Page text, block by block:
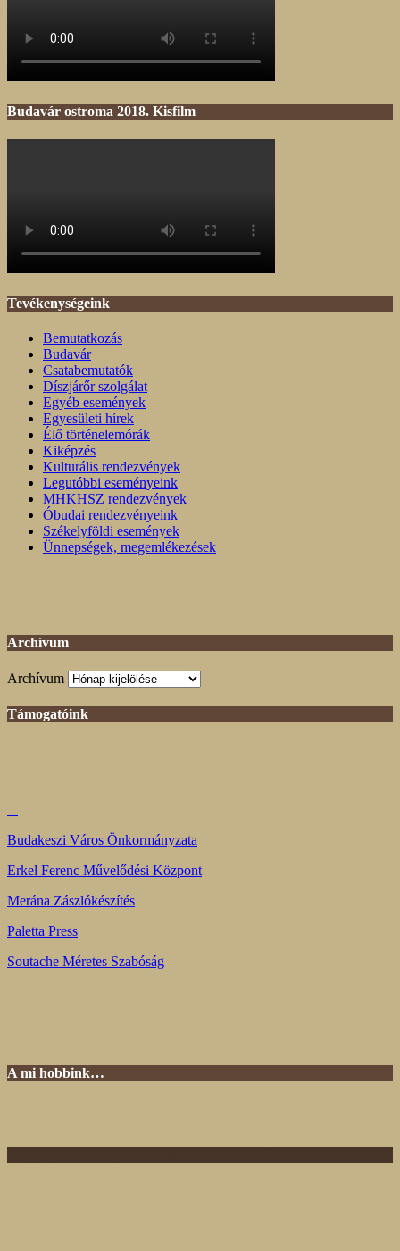
Budavár ostroma 2018. Kisfilm
Tevékenységeink
Bemutatkozás
Budavár
Csatabemutatók
Díszjárőr szolgálat
Egyéb események
Egyesületi hírek
Élő történelemórák
Kiképzés
Kulturális rendezvények
Legutóbbi eseményeink
MHKHSZ rendezvények
Óbudai rendezvényeink
Székelyföldi események
Ünnepségek, megemlékezések
Archívum
Archívum
Támogatóink
Budakeszi Város Önkormányzata
Erkel Ferenc Művelődési Központ
Merána Zászlókészítés
Paletta Press
Soutache Méretes Szabóság
A mi hobbink…